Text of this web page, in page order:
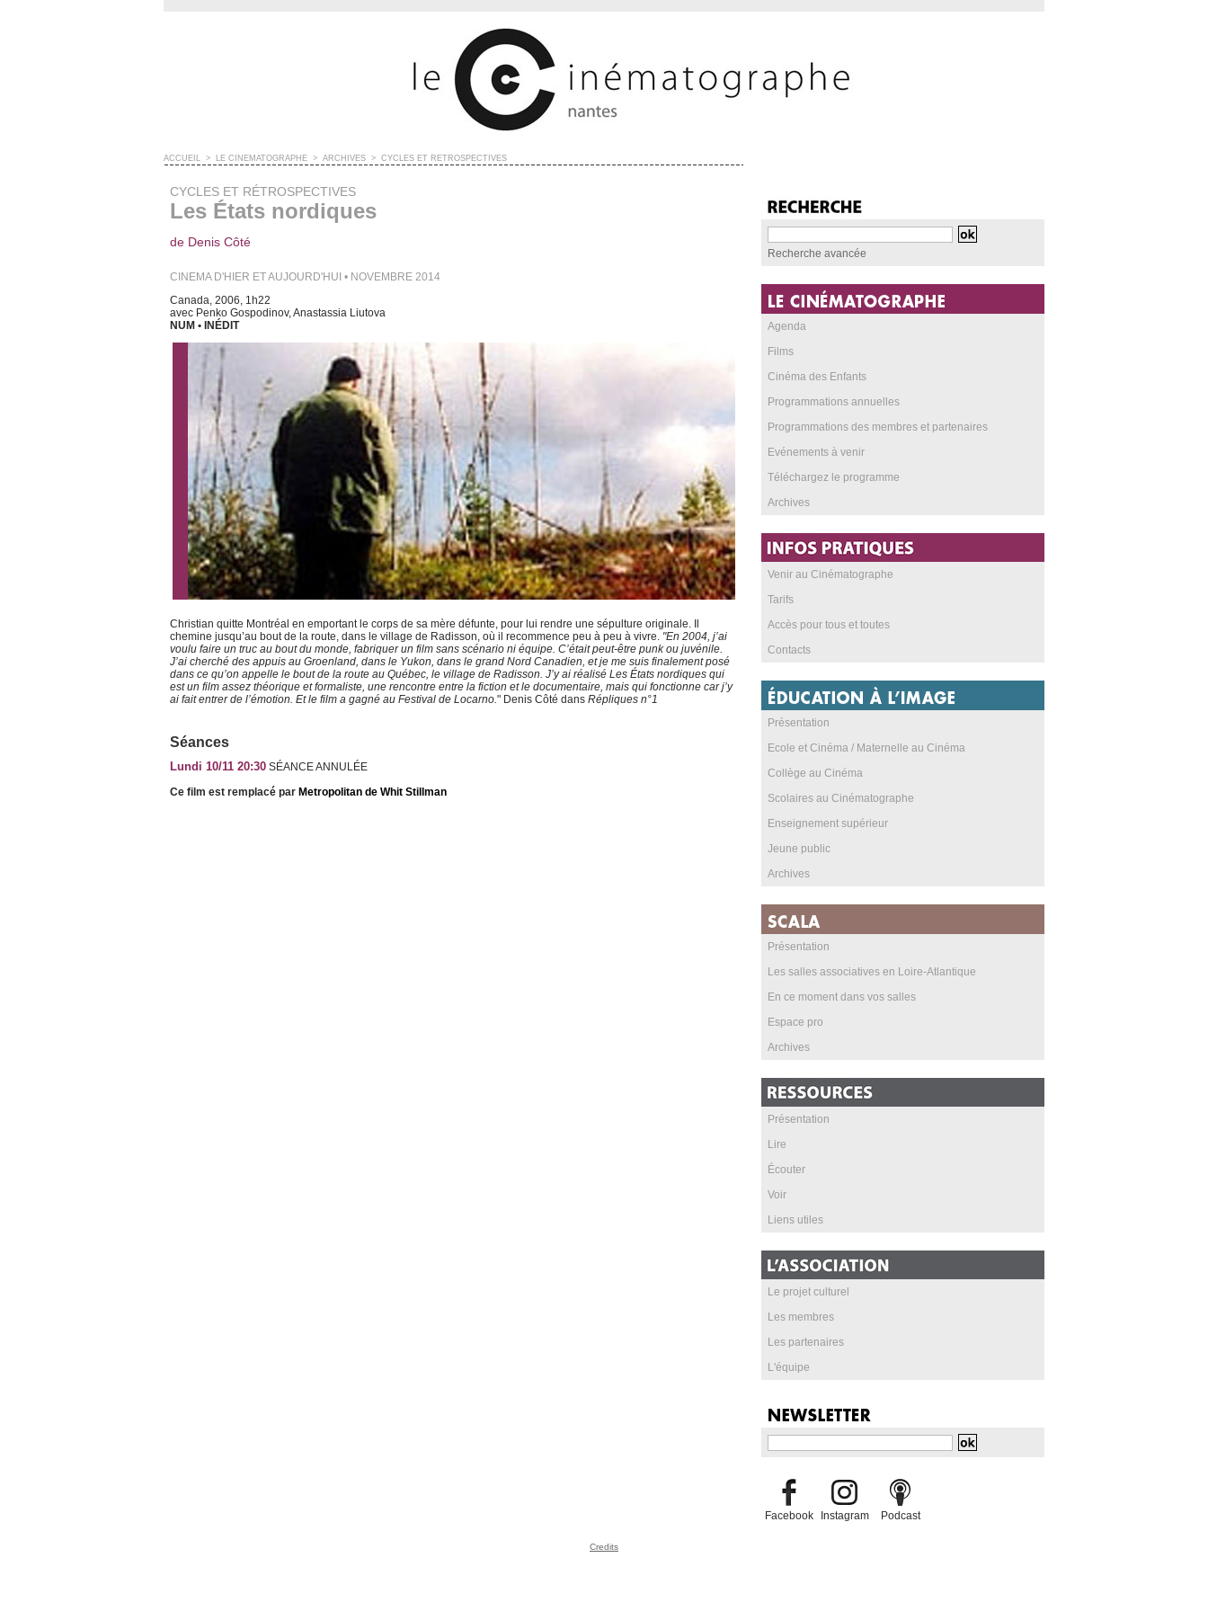
ACCUEIL > LE CINÉMATOGRAPHE > ARCHIVES > CYCLES ET RÉTROSPECTIVES
CYCLES ET RÉTROSPECTIVES
Les États nordiques
de Denis Côté
CINEMA D'HIER ET AUJOURD'HUI • NOVEMBRE 2014
Canada, 2006, 1h22
avec Penko Gospodinov, Anastassia Liutova
NUM • INÉDIT
Christian quitte Montréal en emportant le corps de sa mère défunte, pour lui rendre une sépulture originale. Il
chemine jusqu’au bout de la route, dans le village de Radisson, où il recommence peu à peu à vivre. "En 2004, j’ai
voulu faire un truc au bout du monde, fabriquer un film sans scénario ni équipe. C’était peut-être punk ou juvénile.
J’ai cherché des appuis au Groenland, dans le Yukon, dans le grand Nord Canadien, et je me suis finalement posé
dans ce qu’on appelle le bout de la route au Québec, le village de Radisson. J’y ai réalisé Les États nordiques qui
est un film assez théorique et formaliste, une rencontre entre la fiction et le documentaire, mais qui fonctionne car j’y
ai fait entrer de l’émotion. Et le film a gagné au Festival de Locarno." Denis Côté dans Répliques n°1
Séances
Lundi 10/11 20:30 SÉANCE ANNULÉE
Ce film est remplacé par Metropolitan de Whit Stillman
Recherche avancée
Agenda
Films
Cinéma des Enfants
Programmations annuelles
Programmations des membres et partenaires
Evénements à venir
Téléchargez le programme
Archives
Venir au Cinématographe
Tarifs
Accès pour tous et toutes
Contacts
Présentation
Ecole et Cinéma / Maternelle au Cinéma
Collège au Cinéma
Scolaires au Cinématographe
Enseignement supérieur
Jeune public
Archives
Présentation
Les salles associatives en Loire-Atlantique
En ce moment dans vos salles
Espace pro
Archives
Présentation
Lire
Écouter
Voir
Liens utiles
Le projet culturel
Les membres
Les partenaires
L'équipe
Facebook Instagram Podcast
Credits